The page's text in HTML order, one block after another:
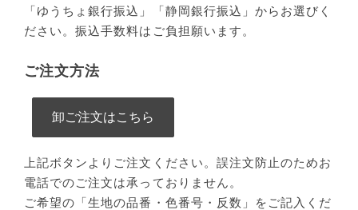
「ゆうちょ銀行振込」「静岡銀行振込」からお選びく
ださい。振込手数料はご負担願います。
ご注文方法
卸ご注文はこちら
上記ボタンよりご注文ください。誤注文防止のためお
電話でのご注文は承っておりません。
ご希望の「生地の品番・色番号・反数」をご記入くだ